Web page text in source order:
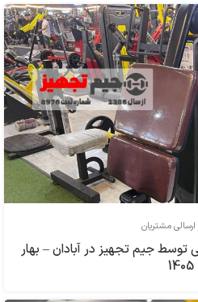
ارسالی مشتریان
توسط جیم تجهیز در آبادان – بهار
1405